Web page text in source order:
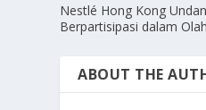
Nestlé Hong Kong
Berpartisipasi dalam
ABOUT THE